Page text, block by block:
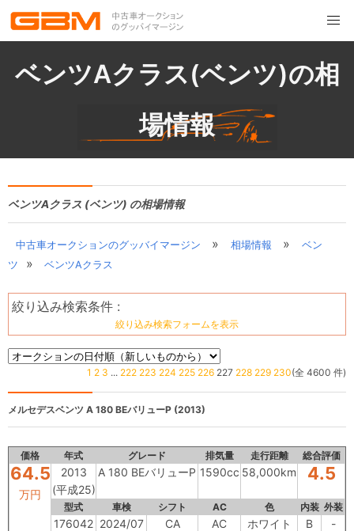
ベンツAクラス(ベンツ)の相
場情報
ベンツAクラス (ベンツ) の相場情報
中古車オークションのグッバイマージン » 相場情報 »
ベン
ツ
» ベンツAクラス
絞り込み検索条件 :
絞り込み検索フォームを表示
1 2 3 ... 222 223 224 225 226 227 228 229 230(全 4600 件)
メルセデスベンツ A 180 BEバリューP (2013)
価格 年式 グレード 排気量 走行距離 総合評価
64.5
万円
2013
(平成25)
A 180 BEバリューP 1590cc 58,000km 4.5
型式 車検 シフト AC 色 内装 外装
176042 2024/07 CA AC ホワイト B -